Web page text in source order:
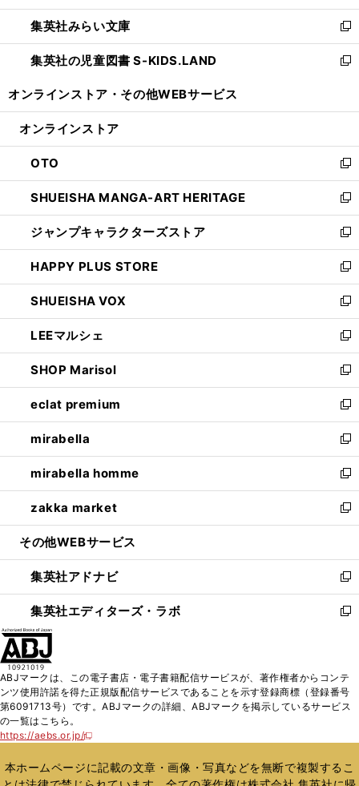
開
く
ウ
で
開
く
ン
ド
ウ
で
ウ
ィ
ン
ド
開
集英社みらい文庫
新
し
い
ン
ウ
で
開
く
集英社の児童図書 S-KIDS.LAND
新
ウ
ン
ド
ウ
で
開
く
オンラインストア・ その他WEBサービス
オンラインストア
OTO
新
し
い
ウ
ィ
ン
ド
ウ
で
開
く
SHUEISHA MANGA-ART HERITAGE
新
し
い
ウ
ィ
ン
ド
ウ
で
開
く
ジャンプキャラクターズストア
新
し
い
ウ
ィ
ン
ド
ウ
で
開
く
HAPPY PLUS STORE
新
し
い
ウ
ィ
ン
ド
ウ
で
開
く
SHUEISHA VOX
新
し
い
ウ
ィ
ン
ド
ウ
で
開
く
LEEマルシェ
新
し
い
ウ
ィ
ン
ド
ウ
で
開
く
SHOP Marisol
新
し
い
ウ
ィ
ン
ド
ウ
で
開
eclat premium
新
し
い
ウ
ィ
ン
ド
ウ
開
く
mirabella
新
し
い
ウ
ィ
ン
ウ
で
開
く
mirabella homme
新
し
い
ウ
ン
ド
ウ
で
zakka market
新
し
ウ
ィ
ン
ド
く
その他WEBサービス
集英社アドナビ
新
し
い
ド
ウ
で
集英社エディターズ・ラボ
新
ィ
ン
ド
開
く
ABJマークは、この電子書店・電子書籍配信サービスが、著作権者からコンテ
ンツ使用許諾を得た正規版配信サービスであることを示す登録商標（登録番号
第6091713号）です。ABJマークの詳細、ABJマークを掲示しているサービス
の一覧はこちら。
https://aebs.or.jp/
新
い
ウ
本ホームページに記載の文章・画像・写真などを無断で複製するこ